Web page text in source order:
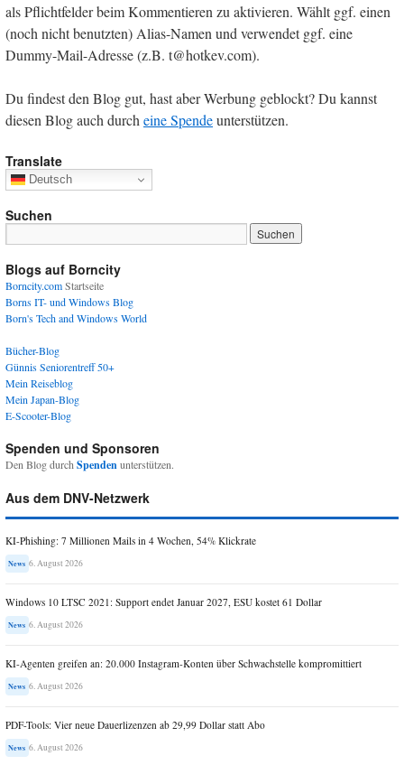
als Pflichtfelder beim Kommentieren zu aktivieren. Wählt ggf. einen
(noch nicht benutzten) Alias-Namen und verwendet ggf. eine
Dummy-Mail-Adresse (z.B. t@hotkev.com).
Du findest den Blog gut, hast aber Werbung geblockt? Du kannst
diesen Blog auch durch eine Spendeunterstützen.
Translate
Deutsch
Suchen
Blogs auf Borncity
Borncity.comStartseite
Borns IT- und Windows Blog
Born's Tech and Windows World
Bücher-Blog
Günnis Seniorentreff 50+
Mein Reiseblog
Mein Japan-Blog
E-Scooter-Blog
Spenden und Sponsoren
Den Blog durch Spendenunterstützen.
Aus dem DNV-Netzwerk
KI-Phishing: 7 Millionen Mails in 4 Wochen, 54% Klickrate
News 6. August 2026
Windows 10 LTSC 2021: Support endet Januar 2027, ESU kostet 61 Dollar
News 6. August 2026
KI-Agenten greifen an: 20.000 Instagram-Konten über Schwachstelle kompromittiert
News 6. August 2026
PDF-Tools: Vier neue Dauerlizenzen ab 29,99 Dollar statt Abo
News 6. August 2026